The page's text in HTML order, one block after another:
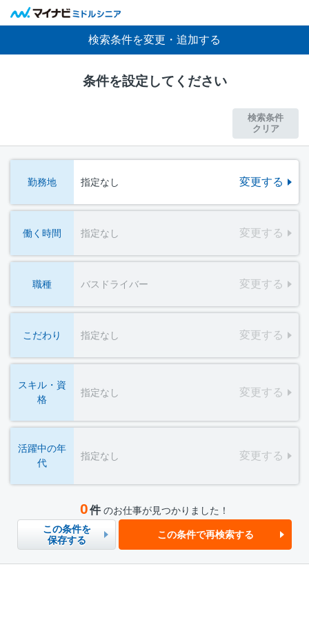
検索条件を変更・追加する
条件を設定してください
検索条件
クリア
勤務地 指定なし 変更する
働く時間 指定なし 変更する
職種 バスドライバー 変更する
こだわり 指定なし 変更する
スキル・資
格
指定なし 変更する
活躍中の年
代
指定なし 変更する
0件 のお仕事が見つかりました！
この条件を
保存する
この条件で再検索する